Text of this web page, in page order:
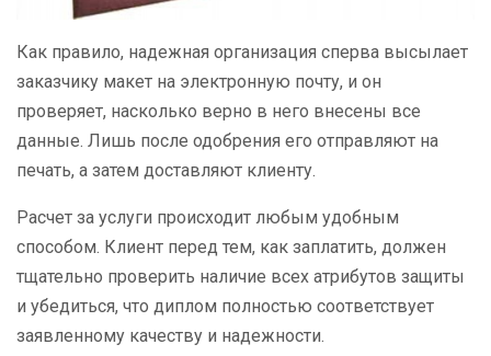
Как правило, надежная организация сперва высылает
заказчику макет на электронную почту, и он
проверяет, насколько верно в него внесены все
данные. Лишь после одобрения его отправляют на
печать, а затем доставляют клиенту.
Расчет за услуги происходит любым удобным
способом. Клиент перед тем, как заплатить, должен
тщательно проверить наличие всех атрибутов защиты
и убедиться, что диплом полностью соответствует
заявленному качеству и надежности.